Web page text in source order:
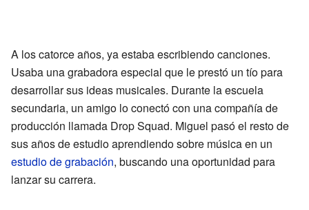
A los catorce años, ya estaba escribiendo canciones.
Usaba una grabadora especial que le prestó un tío para
desarrollar sus ideas musicales. Durante la escuela
secundaria, un amigo lo conectó con una compañía de
producción llamada Drop Squad. Miguel pasó el resto de
sus años de estudio aprendiendo sobre música en un
estudio de grabación, buscando una oportunidad para
lanzar su carrera.